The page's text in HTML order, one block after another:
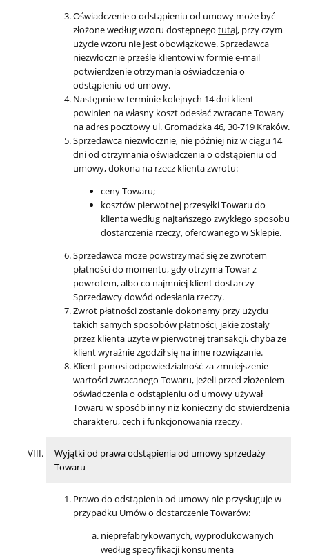
Oświadczenie o odstąpieniu od umowy może być
złożone według wzoru dostępnego tutaj, przy czym
użycie wzoru nie jest obowiązkowe. Sprzedawca
niezwłocznie prześle klientowi w formie e-mail
potwierdzenie otrzymania oświadczenia o
odstąpieniu od umowy.
Następnie w terminie kolejnych 14 dni klient
powinien na własny koszt odesłać zwracane Towary
na adres pocztowy ul. Gromadzka 46, 30-719 Kraków.
Sprzedawca niezwłocznie, nie później niż w ciągu 14
dni od otrzymania oświadczenia o odstąpieniu od
umowy, dokona na rzecz klienta zwrotu:
ceny Towaru;
kosztów pierwotnej przesyłki Towaru do
klienta według najtańszego zwykłego sposobu
dostarczenia rzeczy, oferowanego w Sklepie.
Sprzedawca może powstrzymać się ze zwrotem
płatności do momentu, gdy otrzyma Towar z
powrotem, albo co najmniej klient dostarczy
Sprzedawcy dowód odesłania rzeczy.
Zwrot płatności zostanie dokonamy przy użyciu
takich samych sposobów płatności, jakie zostały
przez klienta użyte w pierwotnej transakcji, chyba że
klient wyraźnie zgodził się na inne rozwiązanie.
Klient ponosi odpowiedzialność za zmniejszenie
wartości zwracanego Towaru, jeżeli przed złożeniem
oświadczenia o odstąpieniu od umowy używał
Towaru w sposób inny niż konieczny do stwierdzenia
charakteru, cech i funkcjonowania rzeczy.
Wyjątki od prawa odstąpienia od umowy sprzedaży
Towaru
Prawo do odstąpienia od umowy nie przysługuje w
przypadku Umów o dostarczenie Towarów:
nieprefabrykowanych, wyprodukowanych
według specyfikacji konsumenta